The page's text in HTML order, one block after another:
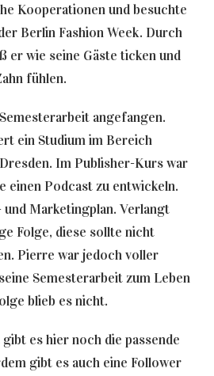
Kooperationen und besuchte
Berlin Fashion Week. Durch
er wie seine Gäste ticken und
fühlen.
angefangen.
ein Studium im Bereich
Im Publisher-Kurs war
einen Podcast zu entwickeln.
Marketingplan. Verlangt
Folge, diese sollte nicht
Pierre war jedoch voller
Semesterarbeit zum Leben
blieb es nicht.
es hier noch die passende
gibt es auch eine Follower